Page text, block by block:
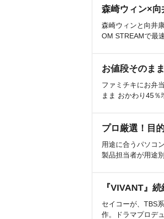
森崎ウィン×向
森崎ウィンと向井
OM STREAMで最
お値段そのま
ファミチキにお弁
まま おかわり45％
プロ厳選！目
用途に合うパソコ
製品担当者が用途
『VIVANT』
セイコーが、TBS
作。ドラマプロデ